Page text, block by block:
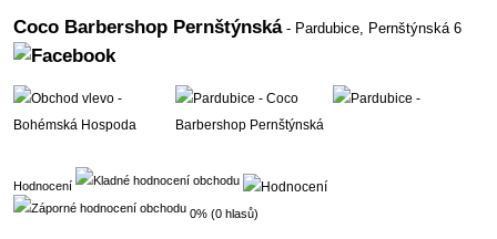
Coco Barbershop Pernštýnská- Pardubice, Pernštýnská 6
Hodnocení
0% (0 hlasů)